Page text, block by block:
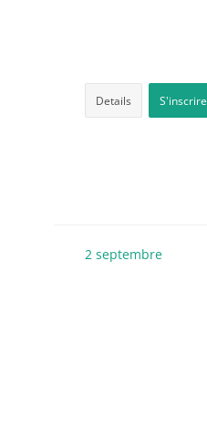
Details S'inscrire
2 septembre